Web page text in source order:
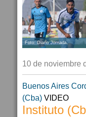
Foto: Diario Jornada.
10 de noviembre
Buenos Aires
(Cba) VIDEO
Instituto